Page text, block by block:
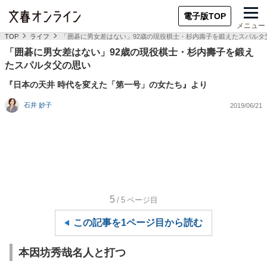
電子版TOP
メニュー
TOP ライフ 「囲碁に男女差はない」92歳の現役棋士・杉内壽子を鍛えたスパルタ
「囲碁に男女差はない」92歳の現役棋士・杉内壽子を鍛え
たスパルタ父の思い
『日本の天井 時代を変えた「第一号」の女たち』より
石井 妙子 2019/06/21
5 /5 ページ目
この記事を1ページ目から読む
本因坊秀哉名人と打つ